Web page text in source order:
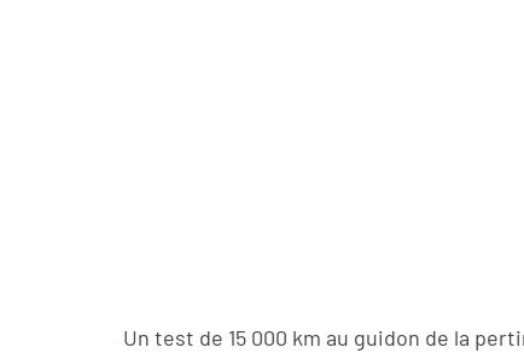
Un test de 15 000 km au guidon de la